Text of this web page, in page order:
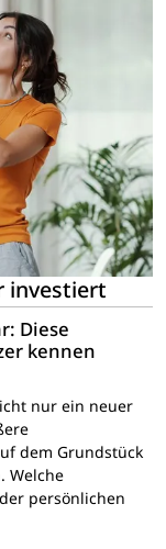
investiert
Diese
kennen
nur ein neuer
dem Grundstück
Welche
persönlichen